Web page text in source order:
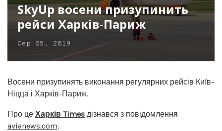
SkyUp восени призупинить
рейси Харків-Париж
Сер 05, 2019
Восени призупинять виконання регулярних рейсів Київ-
Ніцца і Харків-Париж.
Про це Харків Times дізнався з повідомлення
avianews.com.